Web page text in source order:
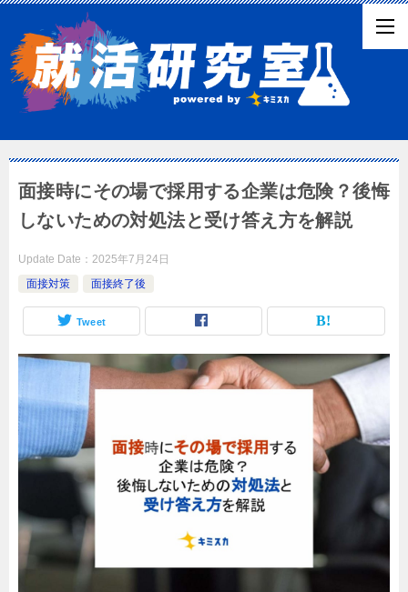
面接時にその場で採用する企業は危険？後悔
しないための対処法と受け答え方を解説
Update Date： 2025年7月24日
面接対策
面接終了後
Tweet